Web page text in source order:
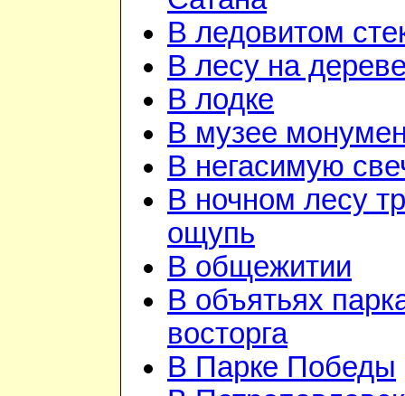
В ледовитом
В лесу на
В лодке
В музее
В негасимую
В ночном лесу
ощупь
В общежитии
В объятьях
восторга
В Парке Победы